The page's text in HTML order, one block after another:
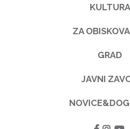
KULTURA
ZA
GRAD
JAVNI